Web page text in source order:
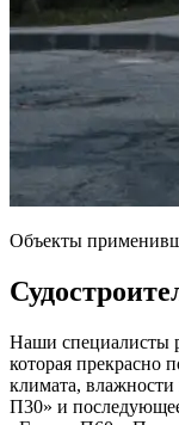
Объекты
Наши специалисты
которая прекрасно
климата, влажности
П30» и